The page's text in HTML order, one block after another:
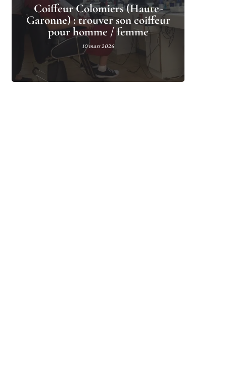
Coiffeur Colomiers (Haute-
Garonne) : trouver son coiffeur
pour homme / femme
10 mars 2026